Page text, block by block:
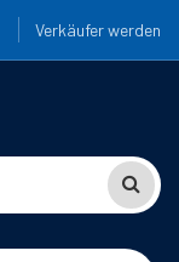
Verkäufer werden